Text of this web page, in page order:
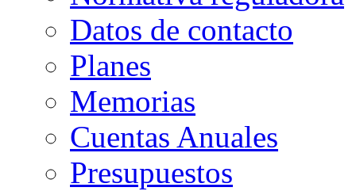
Datos de contacto
Planes
Memorias
Cuentas Anuales
Presupuestos